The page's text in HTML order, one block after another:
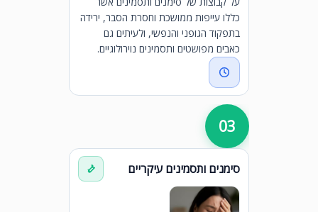
כללו עייפות ממושכת וחסרת הסבר, ירידה
בתפקוד הגופני והנפשי, ולעיתים גם
כאבים מפושטים ותסמינים נוירולוגיים.
03
סימנים ותסמינים עיקריים